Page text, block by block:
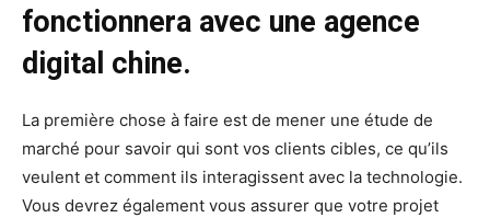
fonctionnera avec une agence
digital chine.
La première chose à faire est de mener une étude de
marché pour savoir qui sont vos clients cibles, ce qu’ils
veulent et comment ils interagissent avec la technologie.
Vous devrez également vous assurer que votre projet